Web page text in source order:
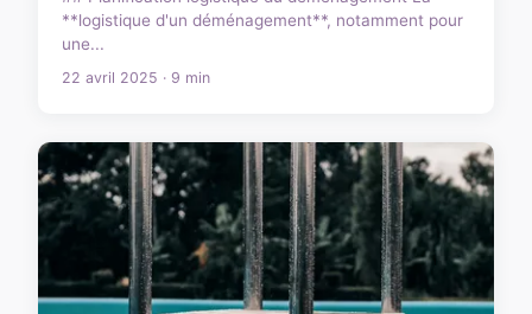
**logistique d'un déménagement**, notamment pour
une...
22 avril 2025 · 9 min